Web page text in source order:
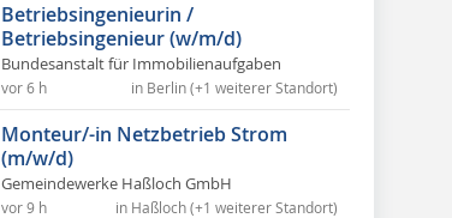
Betriebsingenieurin /
Betriebsingenieur (w/m/d)
Bundesanstalt für Immobilienaufgaben
in Berlin (+1 weiterer Standort)
vor 6 h
Monteur/-in Netzbetrieb Strom
(m/w/d)
Gemeindewerke Haßloch GmbH
in Haßloch (+1 weiterer Standort)
vor 9 h